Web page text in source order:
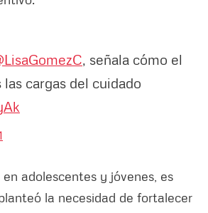
, señala cómo el
cargas del cuidado
adolescentes y jóvenes, es
la necesidad de fortalecer